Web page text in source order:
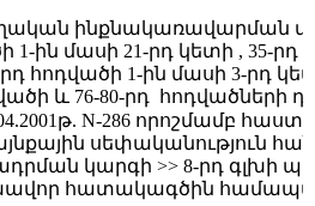
ինքնակառավարման
1-ին մասի 21-րդ կետի , 35-րդ
հոդվածի 1-ին մասի 3-րդ
և 76-80-րդ
հոդվածների
N-286 որոշմամբ
սեփականություն
կարգի >> 8-րդ գլխի
հատակագծին